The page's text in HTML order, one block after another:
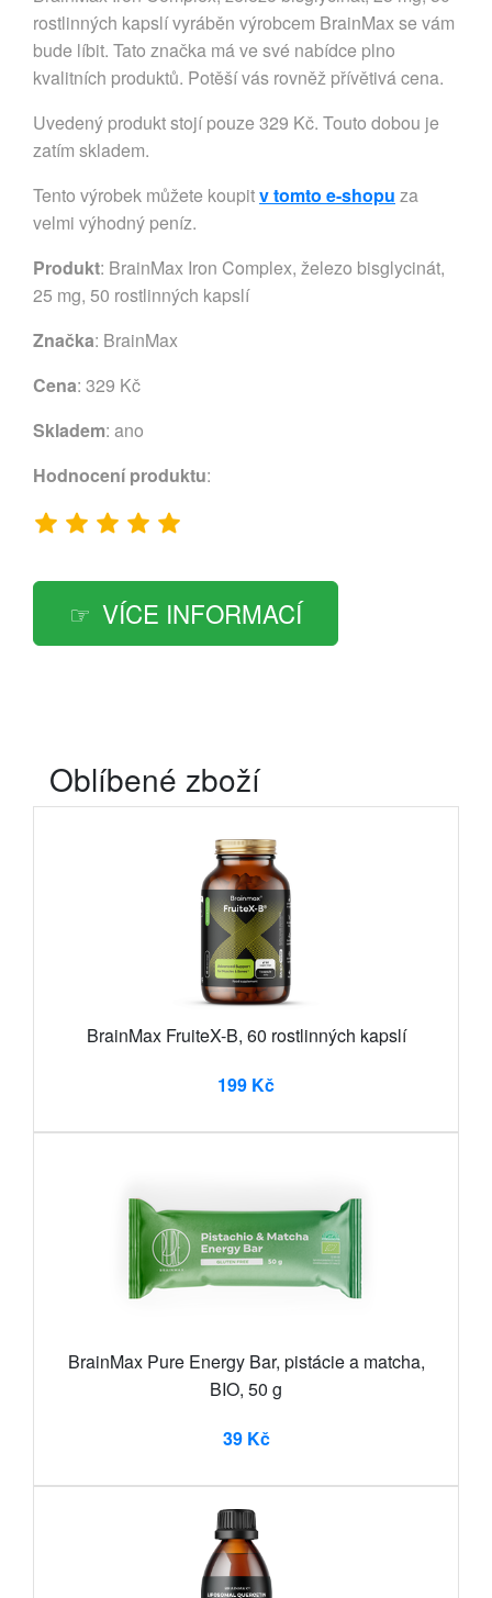
rostlinných kapslí vyráběn výrobcem BrainMax se vám
bude líbit. Tato značka má ve své nabídce plno
kvalitních produktů. Potěší vás rovněž přívětivá cena.
Uvedený produkt stojí pouze 329 Kč. Touto dobou je
zatím skladem.
Tento výrobek můžete koupitv tomto e-shopu za
velmi výhodný peníz.
Produkt: BrainMax Iron Complex, železo bisglycinát,
25 mg, 50 rostlinných kapslí
Značka: BrainMax
Cena: 329 Kč
Skladem: ano
Hodnocení produktu:
VÍCE INFORMACÍ
Oblíbené zboží
BrainMax FruiteX-B, 60 rostlinných kapslí
199 Kč
BrainMax Pure Energy Bar, pistácie a matcha,
BIO, 50 g
39 Kč